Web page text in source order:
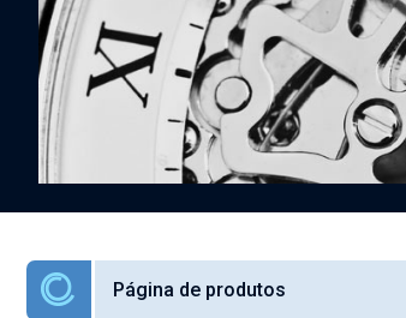
Página de produtos